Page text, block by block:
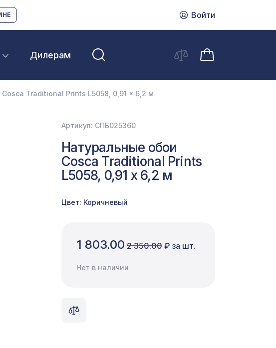
Войти
Дилерам
Traditional Prints L5058, 0,91 x 6,2 м
Артикул: СПБ025360
Натуральные обои
Cosca Traditional Prints
L5058, 0,91 x 6,2 м
Цвет: Коричневый
1 803.00 2 350.00 ₽ за шт.
Нет в наличии